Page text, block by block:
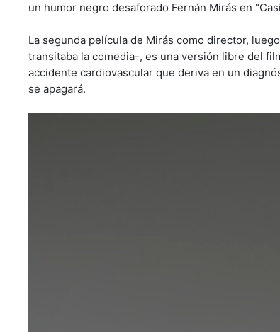
un humor negro desaforado Fernán Mirás en
La segunda película de Mirás como director,
transitaba la comedia-, es una versión libre del
accidente cardiovascular que deriva en un
se apagará.